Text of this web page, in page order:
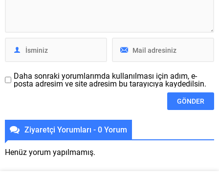
Daha sonraki yorumlarımda kullanılması için adım, e-
posta adresim ve site adresim bu tarayıcıya kaydedilsin.
Ziyaretçi Yorumları - 0 Yorum
Henüz yorum yapılmamış.